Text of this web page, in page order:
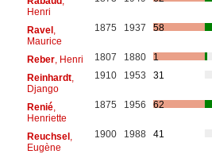
Henri
Ravel,
Maurice
1875 1937 58
Reber, Henri 1807 1880
1
Reinhardt,
Django
1910 1953 31
Renié,
Henriette
1875 1956 62
Reuchsel,
Eugène
1900 1988 41